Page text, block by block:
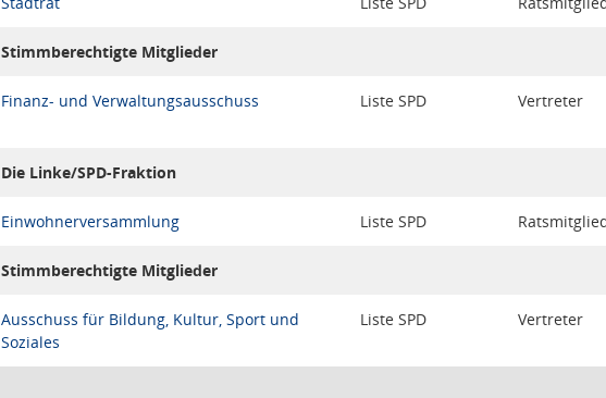
Stimmberechtigte Mitglieder
Finanz- und Verwaltungsausschuss Liste SPD Vertreter
Die Linke/SPD-Fraktion
Einwohnerversammlung Liste SPD
Stimmberechtigte Mitglieder
Ausschuss für Bildung, Kultur, Sport und
Soziales
Liste SPD Vertreter